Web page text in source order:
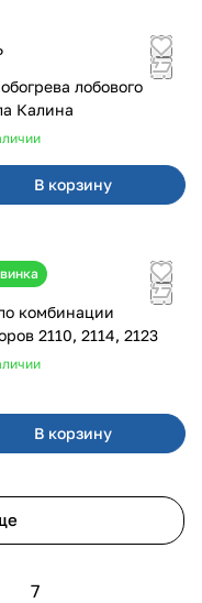
лобового
Калина
В корзину
комбинации
2110, 2114, 2123
В корзину
7